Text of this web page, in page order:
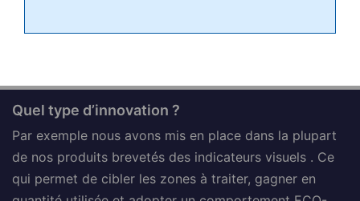
Quel type d’innovation ?
Par exemple nous avons mis en place dans la plupart
de nos produits brevetés des indicateurs visuels . Ce
qui permet de cibler les zones à traiter, gagner en